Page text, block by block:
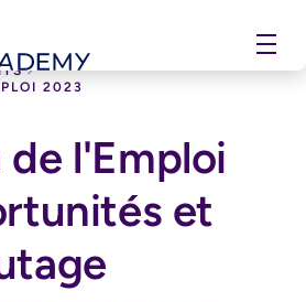
2023
de l'Emploi
et